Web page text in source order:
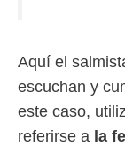
Aquí el
escuchan y
este caso,
referirse a la